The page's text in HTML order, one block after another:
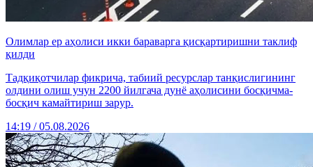
Олимлар ер аҳолиси икки бараварга қисқартиришни таклиф
қилди
Тадқиқотчилар фикрича, табиий ресурслар танқислигининг
олдини олиш учун 2200 йилгача дунё аҳолисини босқичма-
босқич камайтириш зарур.
14:19 / 05.08.2026